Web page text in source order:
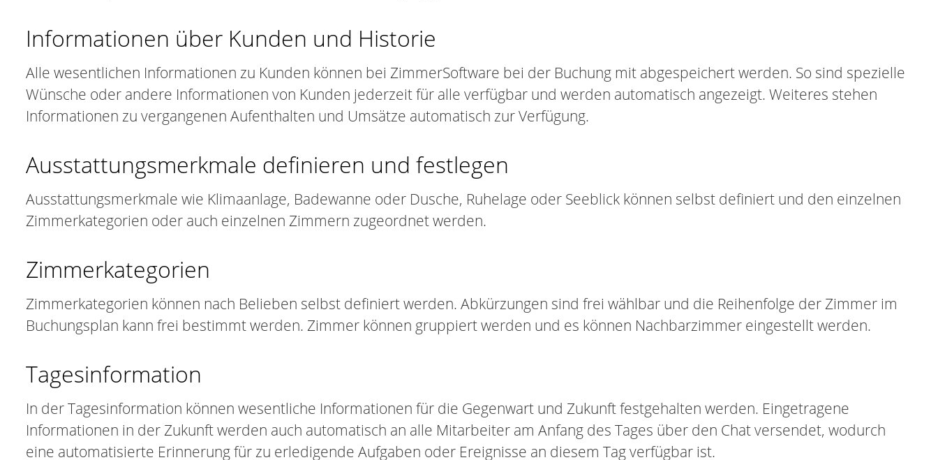
Informationen über Kunden und Historie
Alle wesentlichen Informationen zu Kunden können bei ZimmerSoftware bei der Buchung mit abgespeichert werden. So sind spezielle
Wünsche oder andere Informationen von Kunden jederzeit für alle verfügbar und werden automatisch angezeigt. Weiteres stehen
Informationen zu vergangenen Aufenthalten und Umsätze automatisch zur Verfügung.
Ausstattungsmerkmale definieren und festlegen
Ausstattungsmerkmale wie Klimaanlage, Badewanne oder Dusche, Ruhelage oder Seeblick können selbst definiert und den einzelnen
Zimmerkategorien oder auch einzelnen Zimmern zugeordnet werden.
Zimmerkategorien
Zimmerkategorien können nach Belieben selbst definiert werden. Abkürzungen sind frei wählbar und die Reihenfolge der Zimmer im
Buchungsplan kann frei bestimmt werden. Zimmer können gruppiert werden und es können Nachbarzimmer eingestellt werden.
Tagesinformation
In der Tagesinformation können wesentliche Informationen für die Gegenwart und Zukunft festgehalten werden. Eingetragene
Informationen in der Zukunft werden auch automatisch an alle Mitarbeiter am Anfang des Tages über den Chat versendet, wodurch
eine automatisierte Erinnerung für zu erledigende Aufgaben oder Ereignisse an diesem Tag verfügbar ist.